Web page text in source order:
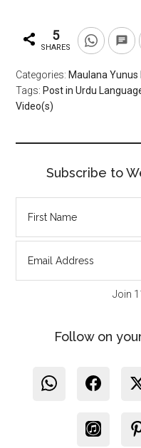
5
SHARES
Categories:Maulana Yunus
Tags:Post in Urdu
Video(s)
Subscribe to
Join
Follow on